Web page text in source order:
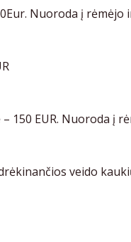
Nuoroda į rėmėjo
150 EUR. Nuoroda į
veido